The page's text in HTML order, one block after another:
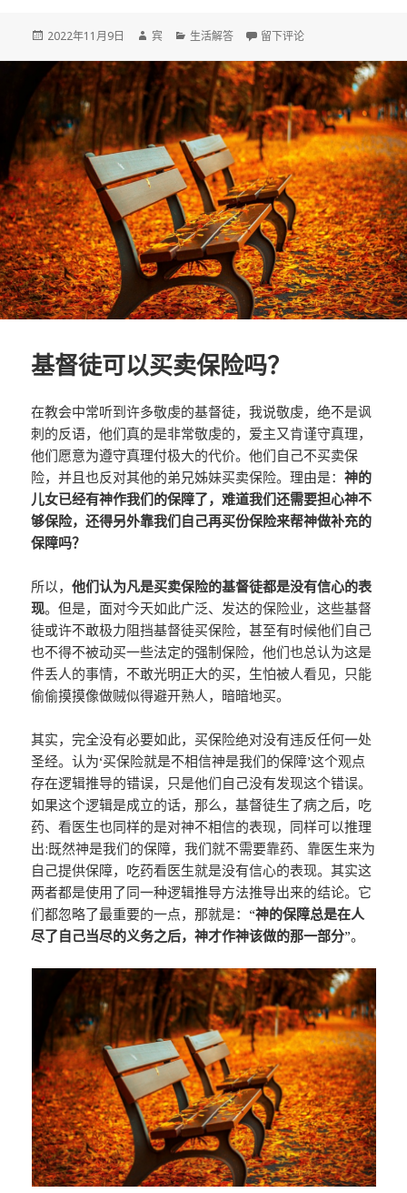
发
于
2022年11月9日
作
宾
分
生活解答 于美文：耶稣所说的3个领导
留下评论
基督徒可以买卖保险吗？
在教会中常听到许多敬虔的基督徒，我说敬虔，绝不是讽
刺的反语，他们真的是非常敬虔的，爱主又肯谨守真理，
他们愿意为遵守真理付极大的代价。他们自己不买卖保
险，并且也反对其他的弟兄姊妹买卖保险。理由是：神的
儿女已经有神作我们的保障了，难道我们还需要担心神不
够保险，还得另外靠我们自己再买份保险来帮神做补充的
保障吗？
所以，他们认为凡是买卖保险的基督徒都是没有信心的表
现。但是，面对今天如此广泛、发达的保险业，这些基督
徒或许不敢极力阻挡基督徒买保险，甚至有时候他们自己
也不得不被动买一些法定的强制保险，他们也总认为这是
件丢人的事情，不敢光明正大的买，生怕被人看见，只能
偷偷摸摸像做贼似得避开熟人，暗暗地买。
其实，完全没有必要如此，买保险绝对没有违反任何一处
圣经。认为‘买保险就是不相信神是我们的保障’这个观点
存在逻辑推导的错误，只是他们自己没有发现这个错误。
如果这个逻辑是成立的话，那么，基督徒生了病之后，吃
药、看医生也同样的是对神不相信的表现，同样可以推理
出:既然神是我们的保障，我们就不需要靠药、靠医生来为
自己提供保障，吃药看医生就是没有信心的表现。其实这
两者都是使用了同一种逻辑推导方法推导出来的结论。它
们都忽略了最重要的一点，那就是：“神的保障总是在人
尽了自己当尽的义务之后，神才作神该做的那一部分”。